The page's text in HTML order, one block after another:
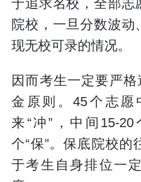
于追求名校，全部志
院校，一旦分数波动
现无校可录的情况。
因而考生一定要严格
金原则。45个志愿
来“冲”，中间15-20
个“保”。保底院校
于考生自身排位一